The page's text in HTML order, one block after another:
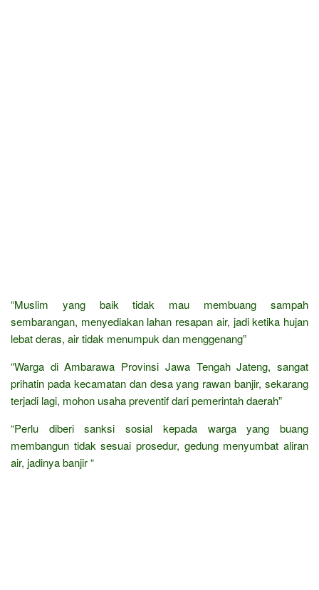
“Muslim yang baik tidak mau membuang sampah
sembarangan, menyediakan lahan resapan air, jadi ketika hujan
lebat deras, air tidak menumpuk dan menggenang”
“Warga di Ambarawa Provinsi Jawa Tengah Jateng, sangat
prihatin pada kecamatan dan desa yang rawan banjir, sekarang
terjadi lagi, mohon usaha preventif dari pemerintah daerah”
“Perlu diberi sanksi sosial kepada warga yang buang
membangun tidak sesuai prosedur, gedung menyumbat aliran
air, jadinya banjir “